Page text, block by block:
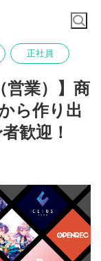
正社員
営業）】商
ら作り出
歓迎！